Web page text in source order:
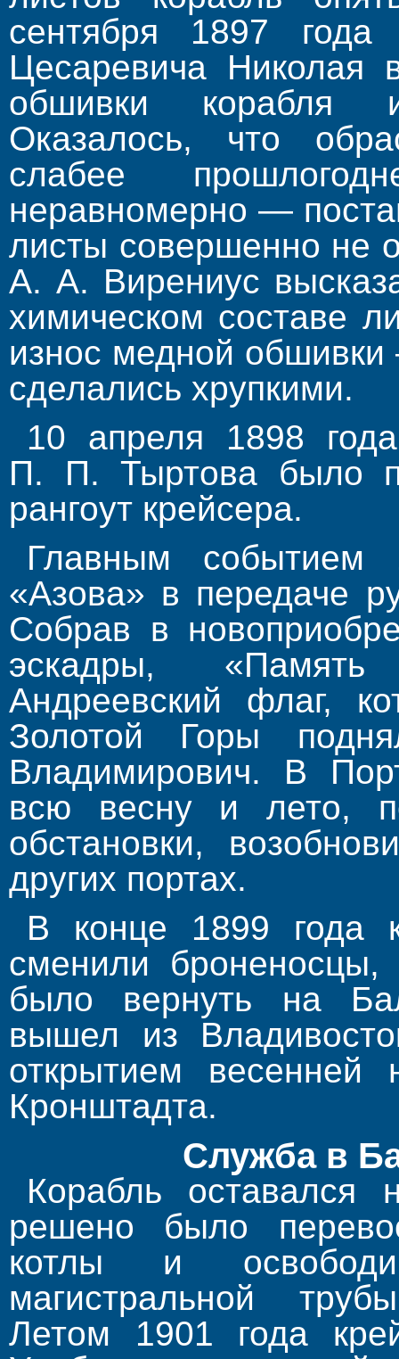
сентября 1897 года
Цесаревича Ни­колая
обшивки корабля
Оказалось, что
слабее
неравномерно —
листы совершенно не
А. А. Вирениус
химическом составе
износ медной
сделались хрупкими.
10 апреля 1898
П. П. Тыртова было
рангоут крейсера.
Главным событием
«Азова» в передаче
Собрав в
эскадры, «Память
Андреевский флаг,
Золотой Горы
Владими­рович. В
всю весну и лето,
обстановки,
других портах.
В конце 1899 года
сменили
было вернуть на
вышел из
открытием весенней
Кронштадта.
Служба в
Корабль
решено было
котлы и
магистральной
Летом 1901 года